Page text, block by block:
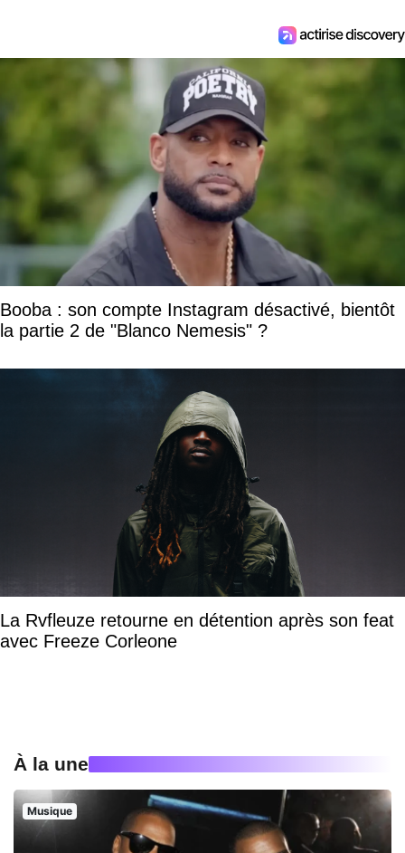
Booba : son compte Instagram désactivé, bientôt
la partie 2 de "Blanco Nemesis" ?
La Rvfleuze retourne en détention après son feat
avec Freeze Corleone
À la une
Musique